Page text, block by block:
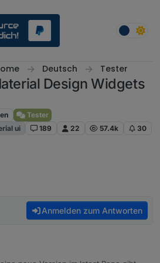
Deutsch Tester
Design Widgets
Tester
ui 189 22 57.4k 30
Anmelden zum Antworten